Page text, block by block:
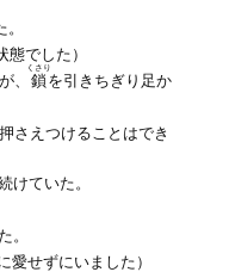
でした）
、 鎖
くさり
を引きちぎり足か
さえつけることはでき
けていた。
。
愛せずにいました）